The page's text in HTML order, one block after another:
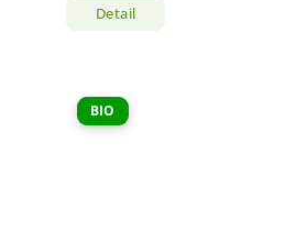
Detail
BIO